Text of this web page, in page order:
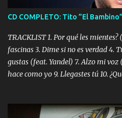
CD COMPLETO: Tito ”El
TRACKLIST 1. Por qué les
fascinas 3. Dime si no es verdad 4.
gustas (feat. Yandel) 7. Alzo mi voz
hace como yo 9. Llegastes tú 10.
Digital Booklet – Invicto